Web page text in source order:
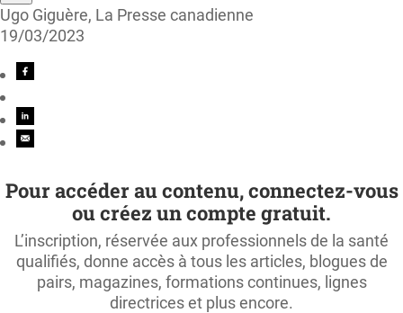
Ugo Giguère, La Presse canadienne
19/03/2023
Pour accéder au contenu, connectez-vous
ou créez un compte gratuit.
L’inscription, réservée aux professionnels de la santé
qualifiés, donne accès à tous les articles, blogues de
pairs, magazines, formations continues, lignes
directrices et plus encore.